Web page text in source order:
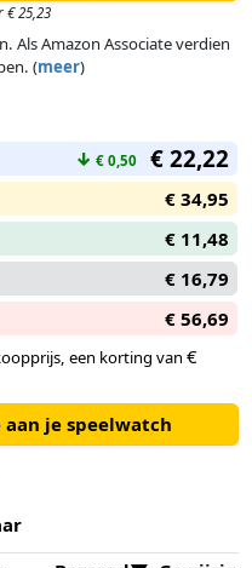
€ 25,23
Als Amazon Associate verdien
(meer)
↓ € 0,50 € 22,22
€ 34,95
€ 11,48
€ 16,79
€ 56,69
een korting van €
je speelwatch